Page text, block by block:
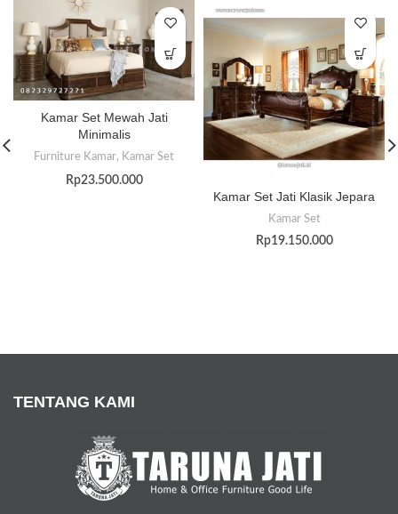
Kamar Set Mewah Jati
Minimalis
Furniture Kamar, Kamar Set
Rp23.500.000
Kamar Set Jati Klasik Jepara
Kamar Set
Rp19.150.000
TENTANG KAMI